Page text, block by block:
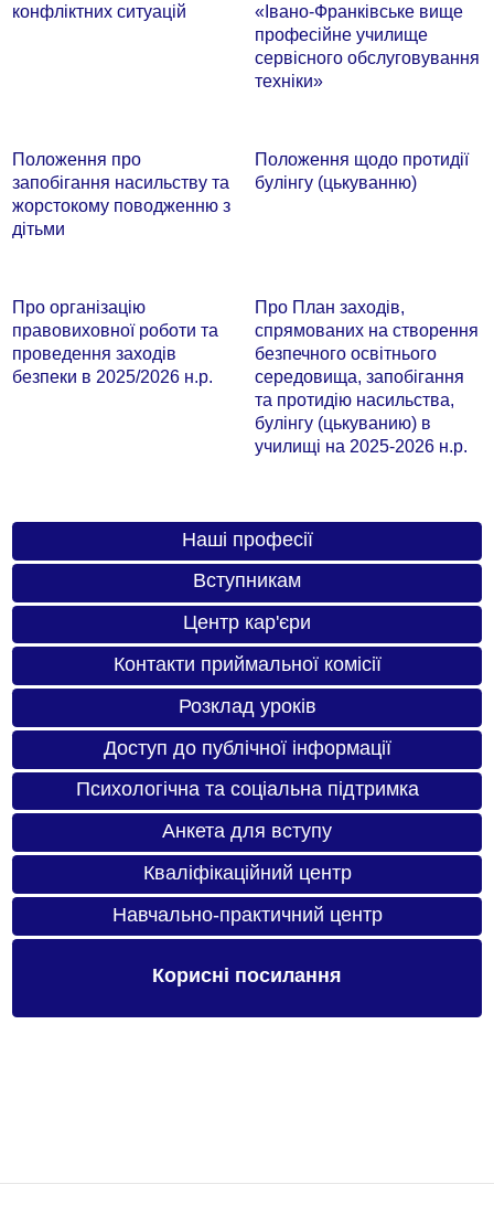
конфліктних ситуацій
«Івано-Франківське вище
професійне училище
сервісного обслуговування
техніки»
Положення про
запобігання насильству та
жорстокому поводженню з
дітьми
Положення щодо протидії
булінгу (цькуванню)
Про організацію
правовиховної роботи та
проведення заходів
безпеки в 2025/2026 н.р.
Про План заходів,
спрямованих на створення
безпечного освітнього
середовища, запобігання
та протидію насильства,
булінгу (цькуванию) в
училищі на 2025-2026 н.р.
Наші професії
Вступникам
Центр кар'єри
Контакти приймальної комісії
Розклад уроків
Доступ до публічної інформації
Психологічна та соціальна підтримка
Анкета для вступу
Кваліфікаційний центр
Навчально-практичний центр
Корисні посилання